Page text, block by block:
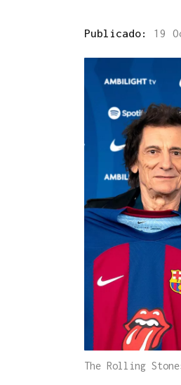
Publicado: 19
The Rolling